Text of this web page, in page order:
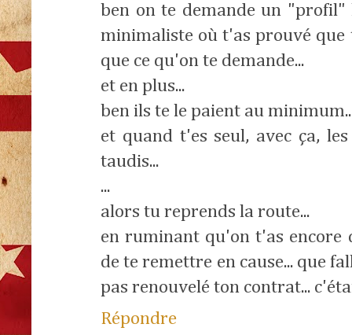
ben on te demande un "profil"
minimaliste où t'as prouvé que
que ce qu'on te demande...
et en plus...
ben ils te le paient au
et quand t'es seul, avec ça,
taudis...
...
alors tu reprends la route...
en ruminant qu'on t'as encore
de te remettre en cause... que
pas renouvelé ton contrat...
Répondre